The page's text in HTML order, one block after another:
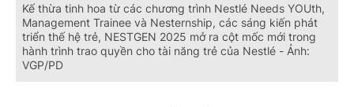
Kế thừa tinh hoa từ các chương trình Nestlé Needs YOUth,
Management Trainee và Nesternship, các sáng kiến phát
triển thế hệ trẻ, NESTGEN 2025 mở ra cột mốc mới trong
hành trình trao quyền cho tài năng trẻ của Nestlé - Ảnh:
VGP/PD